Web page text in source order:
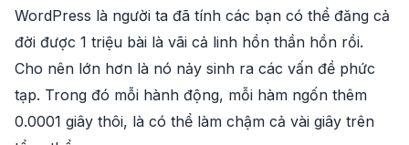
WordPress là người ta đã tính các bạn có thể đăng cả
đời được 1 triệu bài là vãi cả linh hồn thần hồn rồi.
Cho nên lớn hơn là nó nảy sinh ra các vấn đề phức
tạp. Trong đó mỗi hành động, mỗi hàm ngốn thêm
0.0001 giây thôi, là có thể làm chậm cả vài giây trên